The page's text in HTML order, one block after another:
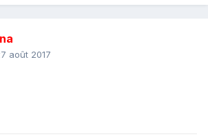
août 2017